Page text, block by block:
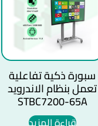
سبورة ذكية تفاعلية
تعمل بنظام الاندرويد
STBC7200-65A
قراءة المزيد